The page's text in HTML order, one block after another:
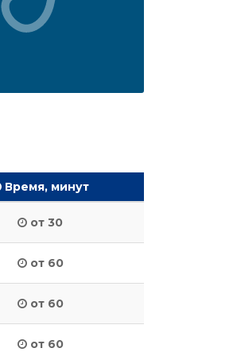
Время, минут
от 30
от 60
от 60
от 60